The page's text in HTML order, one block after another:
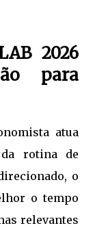
2026
para
atua
rotina de
o
o tempo
relevantes